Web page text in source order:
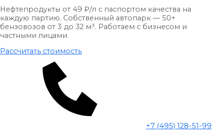
Нефтепродукты от 49 ₽/л с паспортом качества на
каждую партию. Собственный автопарк — 50+
бензовозов от 3 до 32 м³. Работаем с бизнесом и
частными лицами.
Рассчитать стоимость
+7 (495) 128-51-99